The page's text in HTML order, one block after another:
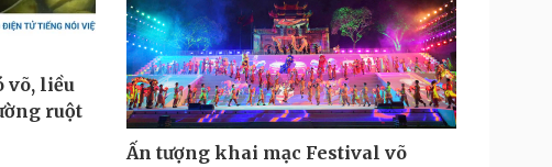
Ấn tượng khai mạc Festival võ